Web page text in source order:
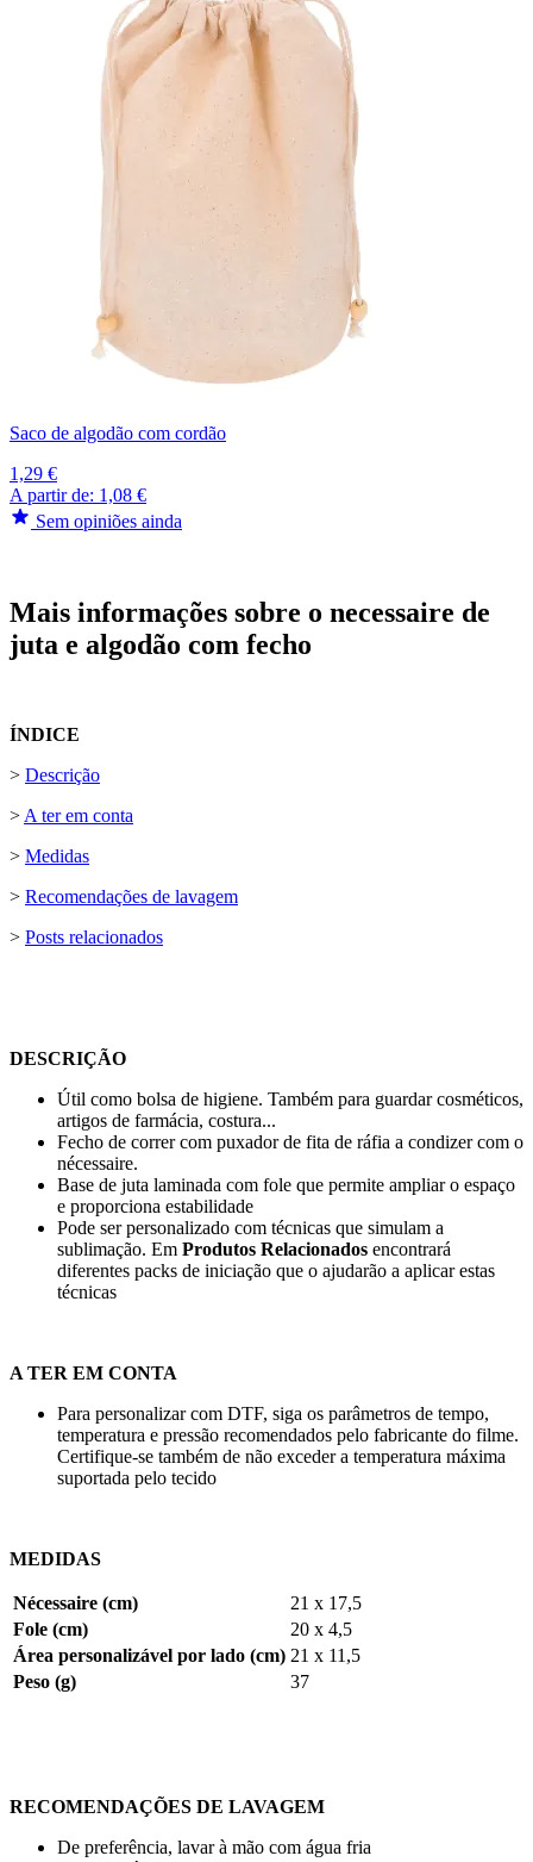
Saco de algodão com cordão
1,29 €
A partir de: 1,08 €
Sem opiniões ainda
Mais informações sobre o necessaire de
juta e algodão com fecho
ÍNDICE
> Descrição
>A ter em conta
> Medidas
> Recomendações de lavagem
> Posts relacionados
DESCRIÇÃO
Útil como bolsa de higiene. Também para guardar cosméticos,
artigos de farmácia, costura...
Fecho de correr com puxador de fita de ráfia a condizer com o
nécessaire.
Base de juta laminada com fole que permite ampliar o espaço
e proporciona estabilidade
Pode ser personalizado com técnicas que simulam a
sublimação. Em Produtos Relacionados encontrará
diferentes packs de iniciação que o ajudarão a aplicar estas
técnicas
A TER EM CONTA
Para personalizar com DTF, siga os parâmetros de tempo,
temperatura e pressão recomendados pelo fabricante do filme.
Certifique-se também de não exceder a temperatura máxima
suportada pelo tecido
MEDIDAS
Nécessaire (cm)
21 x 17,5
Fole (cm)
20 x 4,5
Área personalizável por lado (cm) 21 x 11,5
Peso (g)
37
RECOMENDAÇÕES DE LAVAGEM
De preferência, lavar à mão com água fria